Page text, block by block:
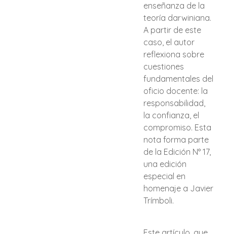
enseñanza de la
teoría darwiniana.
A partir de este
caso, el autor
reflexiona sobre
cuestiones
fundamentales del
oficio docente: la
responsabilidad,
la confianza, el
compromiso. Esta
nota forma parte
de la Edición N° 17,
una edición
especial en
homenaje a Javier
Trímboli.